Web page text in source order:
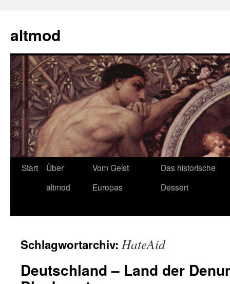
springen
altmod
Start
Über
altmod
Vom Geist
Europas
Das historische
Dessert
Schlagwortarchiv: HateAid
Deutschland – Land der